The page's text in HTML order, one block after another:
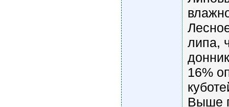
липа,
16%
Выше